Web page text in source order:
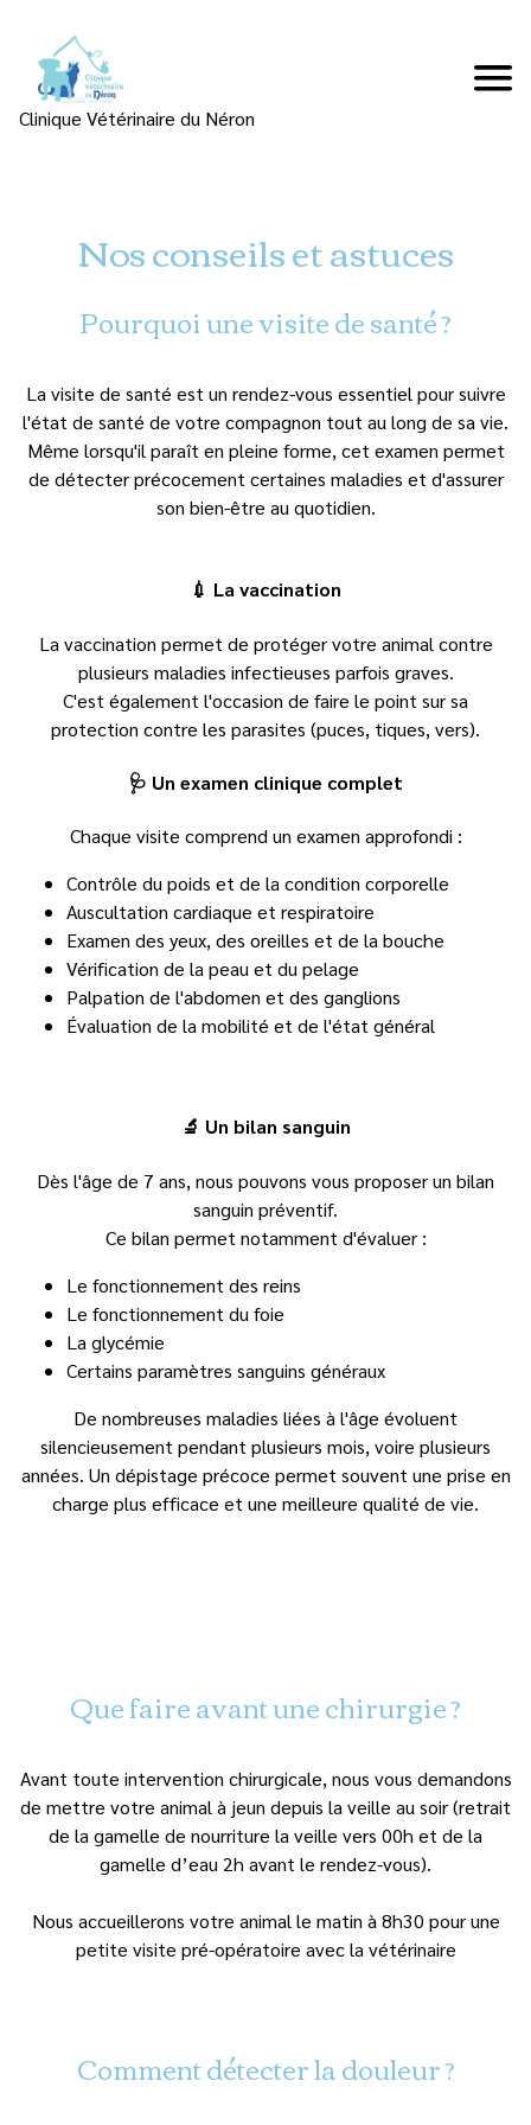
Clinique Vétérinaire du Néron
Nos conseils et astuces
Pourquoi une visite de santé ?
La visite de santé est un rendez-vous essentiel pour suivre
l'état de santé de votre compagnon tout au long de sa vie.
Même lorsqu'il paraît en pleine forme, cet examen permet
de détecter précocement certaines maladies et d'assurer
son bien-être au quotidien.
💉 La vaccination
La vaccination permet de protéger votre animal contre
plusieurs maladies infectieuses parfois graves.
C'est également l'occasion de faire le point sur sa
protection contre les parasites (puces, tiques, vers).
🩺 Un examen clinique complet
Chaque visite comprend un examen approfondi :
Contrôle du poids et de la condition corporelle
Auscultation cardiaque et respiratoire
Examen des yeux, des oreilles et de la bouche
Vérification de la peau et du pelage
Palpation de l'abdomen et des ganglions
Évaluation de la mobilité et de l'état général
🔬 Un bilan sanguin
Dès l'âge de 7 ans, nous pouvons vous proposer un bilan
sanguin préventif.
Ce bilan permet notamment d'évaluer :
Le fonctionnement des reins
Le fonctionnement du foie
La glycémie
Certains paramètres sanguins généraux
De nombreuses maladies liées à l'âge évoluent
silencieusement pendant plusieurs mois, voire plusieurs
années. Un dépistage précoce permet souvent une prise en
charge plus efficace et une meilleure qualité de vie.
Que faire avant une chirurgie ?
Avant toute intervention chirurgicale, nous vous demandons
de mettre votre animal à jeun depuis la veille au soir (retrait
de la gamelle de nourriture la veille vers 00h et de la
gamelle d’eau 2h avant le rendez-vous).
Nous accueillerons votre animal le matin à 8h30 pour une
petite visite pré-opératoire avec la vétérinaire
Comment détecter la douleur ?